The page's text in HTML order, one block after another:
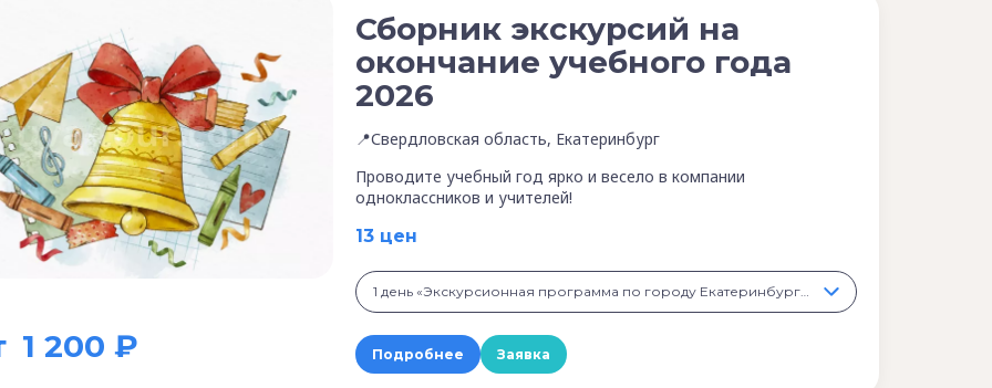
1 200 ₽
Сборник экскурсий на
окончание учебного года
2026
📍Свердловская область, Екатеринбург
Проводите учебный год ярко и весело в компании
одноклассников и учителей!
13 цен
1 день «Экскурсионная программа по городу Екатеринбургу», 1 200 ₽
Подробнее Заявка